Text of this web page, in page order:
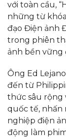
với toàn cầu,
những từ
đạo Điện ảnh
trong phiên
ảnh bền vững
Ông Ed
đến từ
thức sâu rộng
quốc tế, nhấn
nghiệp điện
động làm